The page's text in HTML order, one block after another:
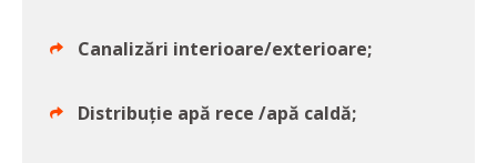
Canalizări interioare/exterioare;
Distribuție apă rece /apă caldă;